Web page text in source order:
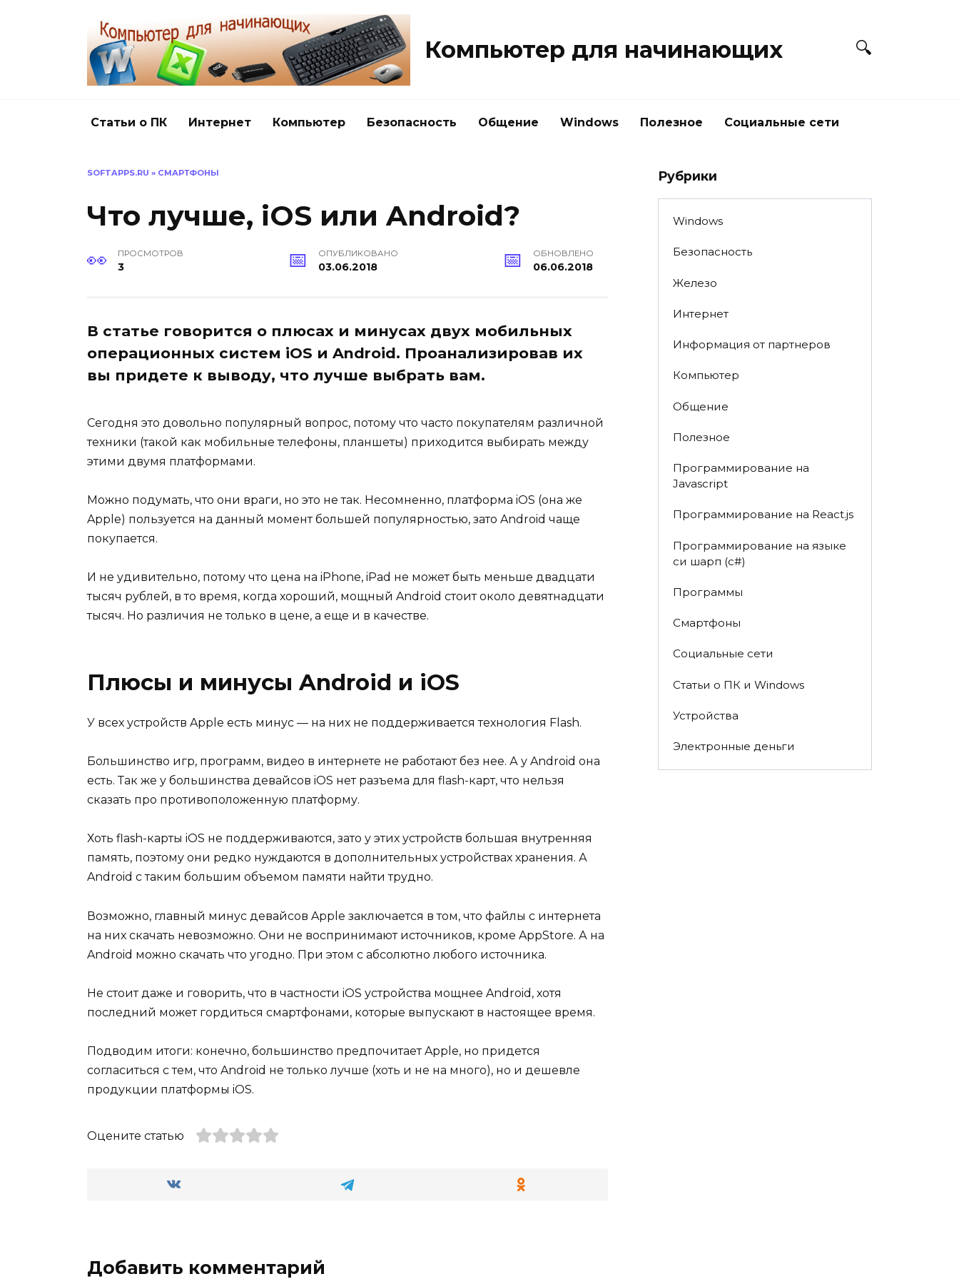
Компьютер для начинающих
Статьи о ПК Интернет Компьютер Безопасность Общение Windows Полезное Социальные сети
SOFTAPPS.RU » СМАРТФОНЫ
Что лучше, iOS или Android?
ПРОСМОТРОВ
3
ОПУБЛИКОВАНО
03.06.2018
ОБНОВЛЕНО
06.06.2018
В статье говорится о плюсах и минусах двух мобильных
операционных систем iOS и Android. Проанализировав их
вы придете к выводу, что лучше выбрать вам.
Сегодня это довольно популярный вопрос, потому что часто покупателям различной
техники (такой как мобильные телефоны, планшеты) приходится выбирать между
этими двумя платформами.
Можно подумать, что они враги, но это не так. Несомненно, платформа iOS (она же
Apple) пользуется на данный момент большей популярностью, зато Android чаще
покупается.
И не удивительно, потому что цена на iPhone, iPad не может быть меньше двадцати
тысяч рублей, в то время, когда хороший, мощный Android стоит около девятнадцати
тысяч. Но различия не только в цене, а еще и в качестве.
Плюсы и минусы Android и iOS
У всех устройств Apple есть минус — на них не поддерживается технология Flash.
Большинство игр, программ, видео в интернете не работают без нее. А у Android она
есть. Так же у большинства девайсов iOS нет разъема для flash-карт, что нельзя
сказать про противоположенную платформу.
Хоть flash-карты iOS не поддерживаются, зато у этих устройств большая внутренняя
память, поэтому они редко нуждаются в дополнительных устройствах хранения. А
Android с таким большим объемом памяти найти трудно.
Возможно, главный минус девайсов Apple заключается в том, что файлы с интернета
на них скачать невозможно. Они не воспринимают источников, кроме AppStore. А на
Android можно скачать что угодно. При этом с абсолютно любого источника.
Не стоит даже и говорить, что в частности iOS устройства мощнее Android, хотя
последний может гордиться смартфонами, которые выпускают в настоящее время.
Подводим итоги: конечно, большинство предпочитает Apple, но придется
согласиться с тем, что Android не только лучше (хоть и не на много), но и дешевле
продукции платформы iOS.
Оцените статью
Добавить комментарий
Рубрики
Windows
Безопасность
Железо
Интернет
Информация от партнеров
Компьютер
Общение
Полезное
Программирование на
Javascript
Программирование на React.js
Программирование на языке
си шарп (с#)
Программы
Смартфоны
Социальные сети
Статьи о ПК и Windows
Устройства
Электронные деньги